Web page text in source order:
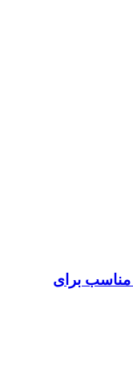
پایه دیواری تلویزیون KEEP T-2685 مناسب برای